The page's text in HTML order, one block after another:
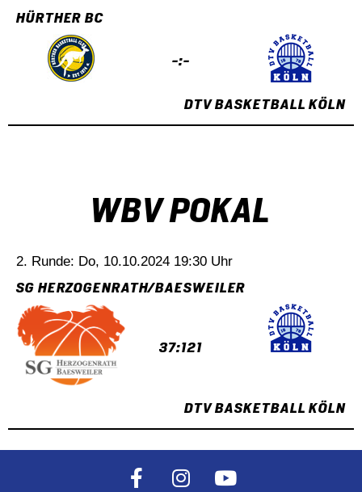
HÜRTHER BC
-:-
DTV BASKETBALL KÖLN
WBV POKAL
2. Runde: Do, 10.10.2024 19:30 Uhr
SG HERZOGENRATH/BAESWEILER
37:121
DTV BASKETBALL KÖLN